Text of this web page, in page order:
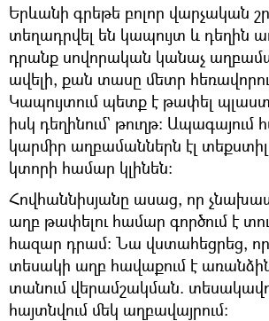
Երևանի գրեթե բոլոր վարչական
տեղադրվել են կապույտ և դեղին
դրանք սովորական կանաչ
ավելի, քան տասը մետր
Կապույտում պետք է թափել
իսկ դեղինում` թուղթ։ Ապագայում
կարմիր աղբամաններն էլ
կտորի համար կլինեն։
Հովհաննիսյանը ասաց, որ
աղբ թափելու համար գործում է
հազար դրամ։ Նա վստահեցրեց, որ
տեսակի աղբ հավաքում է
տանում վերամշակման.
հայտնվում մեկ աղբավայրում։